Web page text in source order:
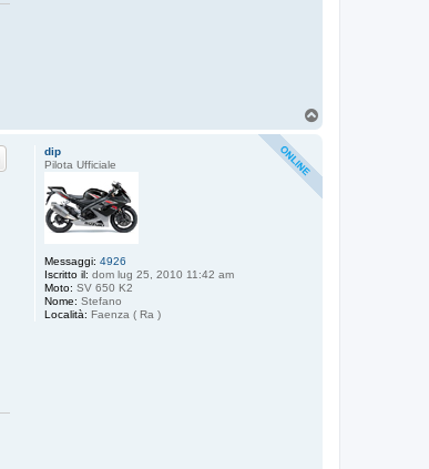
dip
Pilota Ufficiale
Messaggi: 4926
Iscritto il: dom lug 25, 2010 11:42 am
Moto: SV 650 K2
Nome: Stefano
Località: Faenza ( Ra )